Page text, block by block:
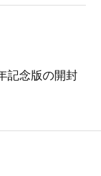
記念版の開封